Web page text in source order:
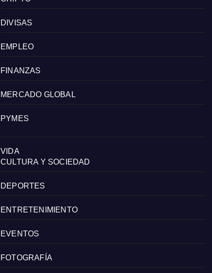
DIVISAS
EMPLEO
FINANZAS
MERCADO GLOBAL
PYMES
VIDA
CULTURA Y SOCIEDAD
DEPORTES
ENTRETENIMIENTO
EVENTOS
FOTOGRAFÍA